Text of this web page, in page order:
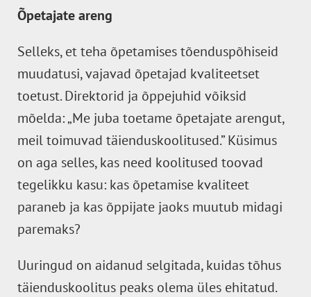
Õpetajate areng
Selleks, et teha õpetamises tõenduspõhiseid
muudatusi, vajavad õpetajad kvaliteetset
toetust. Direktorid ja õppejuhid võiksid
mõelda: „Me juba toetame õpetajate arengut,
meil toimuvad täienduskoolitused.” Küsimus
on aga selles, kas need koolitused toovad
tegelikku kasu: kas õpetamise kvaliteet
paraneb ja kas õppijate jaoks muutub midagi
paremaks?
Uuringud on aidanud selgitada, kuidas tõhus
täienduskoolitus peaks olema üles ehitatud.